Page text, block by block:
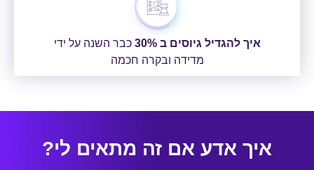
איך להגדיל גיוסים ב 30%
כבר השנה על ידי
מדידה ובקרה חכמה
איך אדע אם זה מתאים לי?